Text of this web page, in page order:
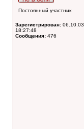
Постоянный участник
Зарегистрирован: 06.10.03,
18:27:48
Сообщения: 476